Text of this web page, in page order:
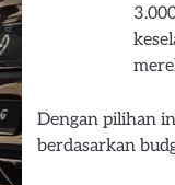
Dengan pilihan
berdasarkan